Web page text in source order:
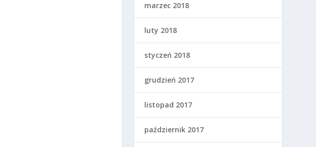
marzec 2018
luty 2018
styczeń 2018
grudzień 2017
listopad 2017
październik 2017